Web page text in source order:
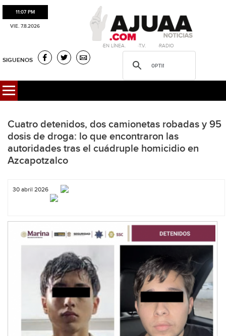
11:07 PM
VIE. 7.8.2026
·EN LÍNEA. ·T.V. ·RADIO
SIGUENOS
Cuatro detenidos, dos camionetas robadas y 95
dosis de droga: lo que encontraron las
autoridades tras el cuádruple homicidio en
Azcapotzalco
30 abril 2026